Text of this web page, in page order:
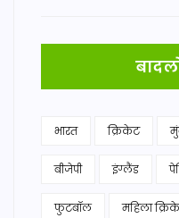
भारत क्रिकेट
बीजेपी इंग्लैंड
फुटबॉल महिला